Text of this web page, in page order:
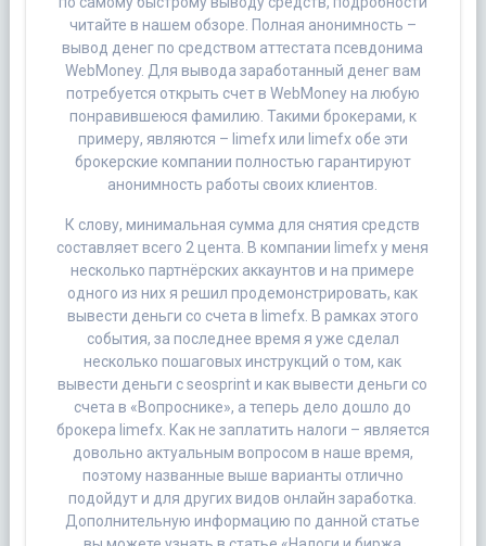
читайте в нашем обзоре. Полная анонимность –
вывод денег по средством аттестата псевдонима
WebMoney. Для вывода заработанный денег вам
потребуется открыть счет в WebMoney на любую
понравившеюся фамилию. Такими брокерами, к
примеру, являются – limefx или limefx обе эти
брокерские компании полностью гарантируют
анонимность работы своих клиентов.
К слову, минимальная сумма для снятия средств
составляет всего 2 цента. В компании limefx у меня
несколько партнёрских аккаунтов и на примере
одного из них я решил продемонстрировать, как
вывести деньги со счета в limefx. В рамках этого
события, за последнее время я уже сделал
несколько пошаговых инструкций о том, как
вывести деньги с seosprint и как вывести деньги со
счета в «Вопроснике», а теперь дело дошло до
брокера limefx. Как не заплатить налоги – является
довольно актуальным вопросом в наше время,
поэтому названные выше варианты отлично
подойдут и для других видов онлайн заработка.
Дополнительную информацию по данной статье